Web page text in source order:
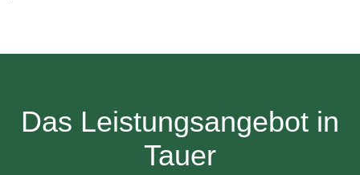
Das Leistungsangebot in
Tauer